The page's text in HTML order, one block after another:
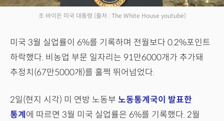
조 바이든 미국 대통령 (출처 : The White House youtube)
미국 3월 실업률이 6%를 기록하며 전월보다 0.2%포인트
하락했다. 비농업 부문 일자리는 91만6000개가 추가돼
추정치(67만5000개)를 훌쩍 뛰어넘었다.
2일(현지 시각) 미 연방 노동부 노동통계국이 발표한
통계 에 따르면 3월 미국 실업률은 6%를 기록했다. 2월